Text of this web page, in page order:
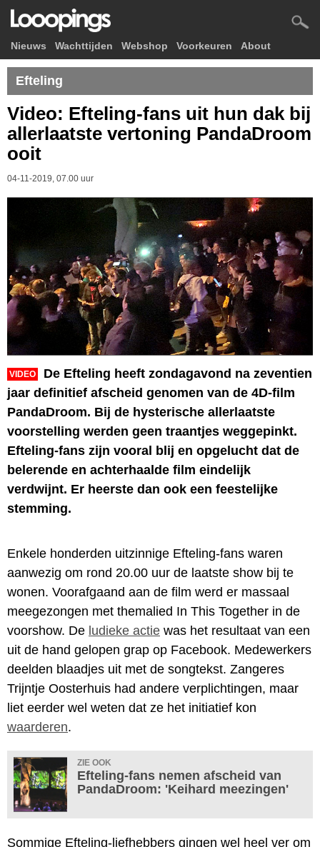
Nieuws Wachttijden Webshop Voorkeuren About
Efteling
Video: Efteling-fans uit hun dak bij
allerlaatste vertoning PandaDroom
ooit
04-11-2019, 07.00 uur
VIDEO
De Efteling heeft zondagavond na zeventien
jaar definitief afscheid genomen van de 4D-film
PandaDroom. Bij de hysterische allerlaatste
voorstelling werden geen traantjes weggepinkt.
Efteling-fans zijn vooral blij en opgelucht dat de
belerende en achterhaalde film eindelijk
verdwijnt. Er heerste dan ook een feestelijke
stemming.
Enkele honderden uitzinnige Efteling-fans waren
aanwezig om rond 20.00 uur de laatste show bij te
wonen. Voorafgaand aan de film werd er massaal
meegezongen met themalied In This Together in de
voorshow. De ludieke actie was het resultaat van een
uit de hand gelopen grap op Facebook. Medewerkers
deelden blaadjes uit met de songtekst. Zangeres
Trijntje Oosterhuis had andere verplichtingen, maar
liet eerder wel weten dat ze het initiatief kon
waarderen.
ZIE OOK
Efteling-fans nemen afscheid van
PandaDroom: 'Keihard meezingen'
Sommige Efteling-liefhebbers gingen wel heel ver om